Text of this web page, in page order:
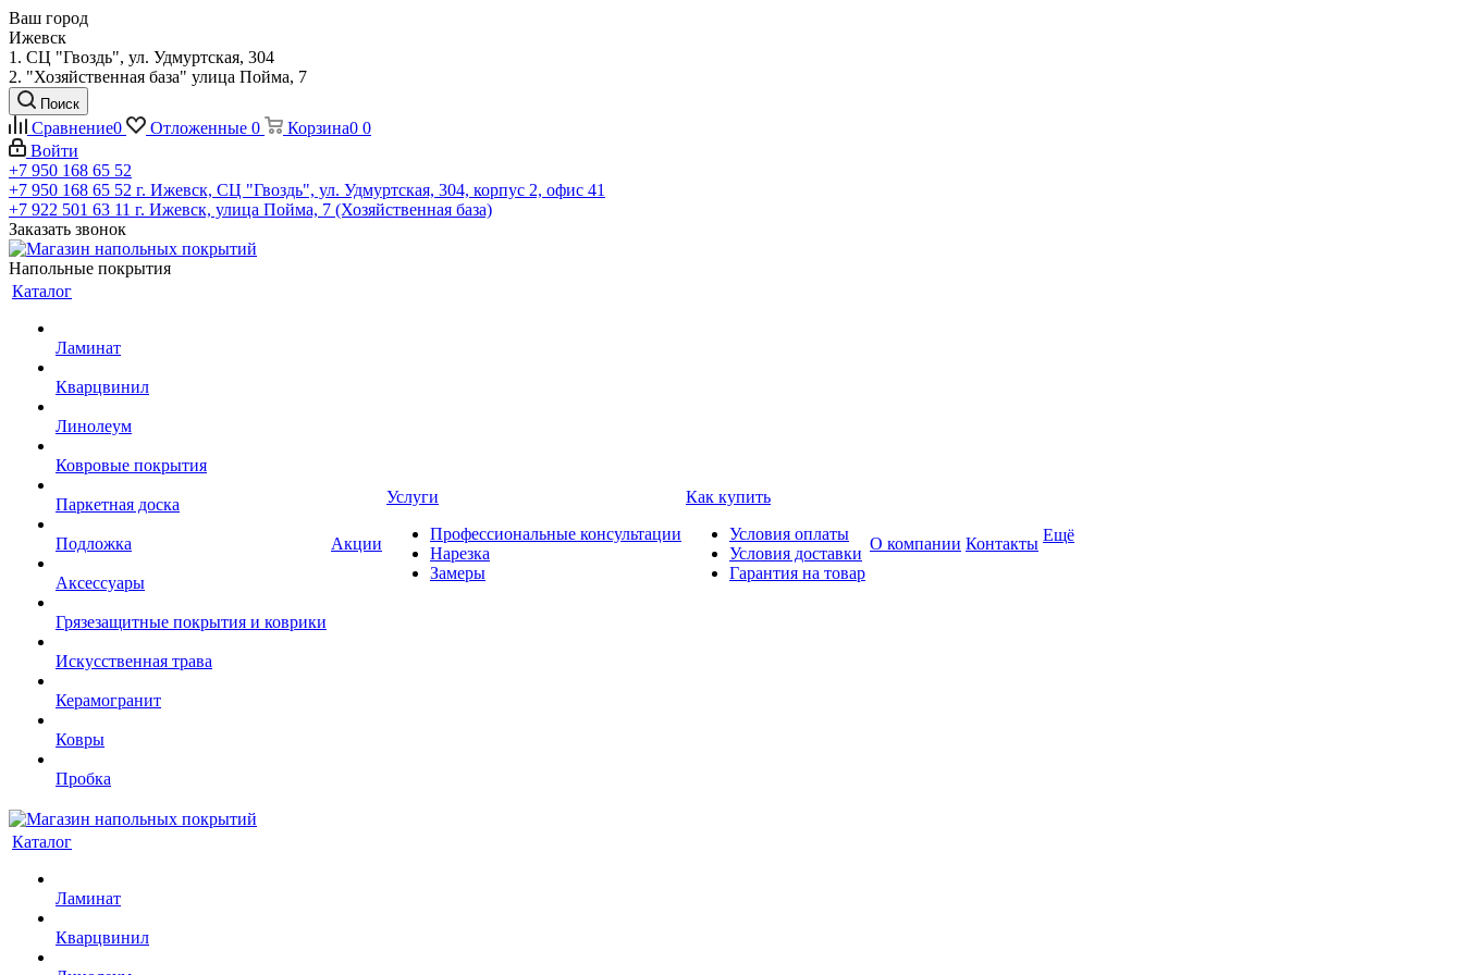
Ваш город
Ижевск
1. СЦ "Гвоздь", ул. Удмуртская, 304
2. "Хозяйственная база" улица Пойма, 7
Поиск
Сравнение0 Отложенные 0 Корзина0 0
Войти
+7 950 168 65 52
+7 950 168 65 52 г. Ижевск, СЦ "Гвоздь", ул. Удмуртская, 304, корпус 2, офис 41
+7 922 501 63 11 г. Ижевск, улица Пойма, 7 (Хозяйственная база)
Заказать звонок
Напольные покрытия
Каталог
Ламинат
Кварцвинил
Линолеум
Ковровые покрытия
Паркетная доска
Подложка
Аксессуары
Грязезащитные покрытия и коврики
Искусственная трава
Керамогранит
Ковры
Пробка
Акции
Услуги
Профессиональные консультации
Нарезка
Замеры
Как купить
Условия оплаты
Условия доставки
Гарантия на товар
О компании Контакты Ещё
Каталог
Ламинат
Кварцвинил